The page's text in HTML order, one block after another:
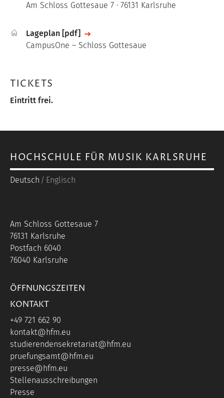
Am Schloss Gottesaue 7 · 76131 Karlsruhe
File
Lageplan [pdf]
CampusOne – Schloss Gottesaue
TICKETS
Eintritt frei.
HOCHSCHULE FÜR MUSIK KARLSRUHE
Deutsch Englisch
Am Schloss Gottesaue 7
76131 Karlsruhe
Postfach 6040
76040 Karlsruhe
ÖFFNUNGSZEITEN
KONTAKT
+49 721 662 90
kontakt@hfm.eu
studierendensekretariat@hfm.eu
pruefungsamt@hfm.eu
presse@hfm.eu
Stellenausschreibungen
Presse